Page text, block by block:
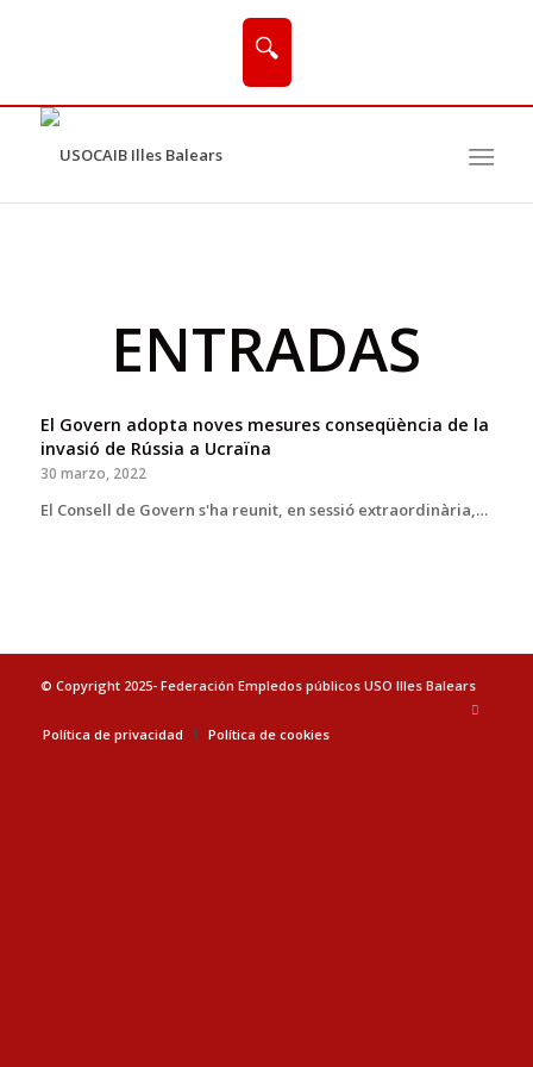
🔍
ENTRADAS
El Govern adopta noves mesures conseqüència de la
invasió de Rússia a Ucraïna
30 marzo, 2022
El Consell de Govern s'ha reunit, en sessió extraordinària,…
© Copyright 2025- Federación Empledos públicos USO Illes Balears
Política de privacidad Política de cookies